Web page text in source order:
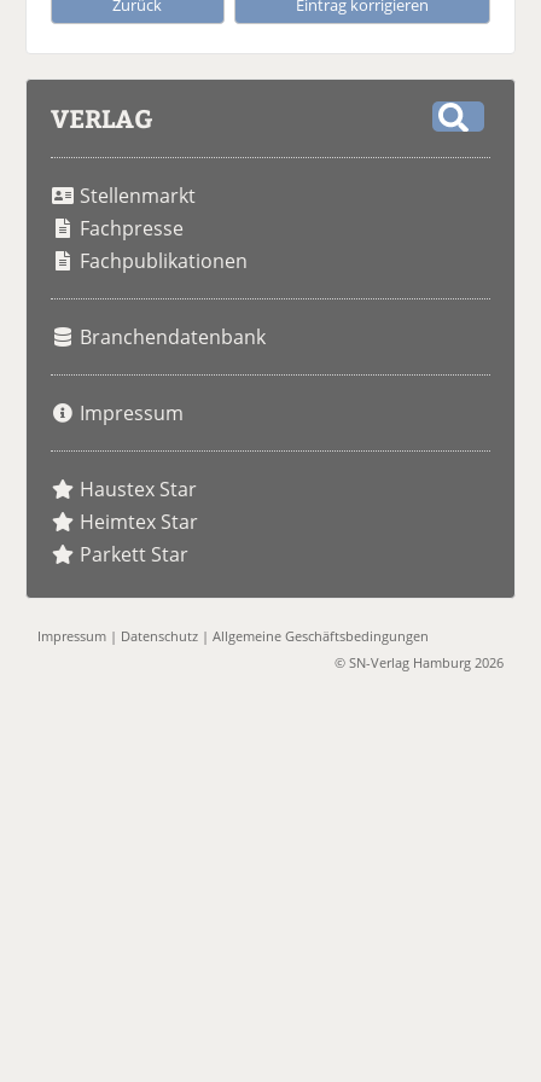
Zurück Eintrag korrigieren
VERLAG
Stellenmarkt
Fachpresse
Fachpublikationen
Branchendatenbank
Impressum
Haustex Star
Heimtex Star
Parkett Star
Impressum | Datenschutz |Allgemeine Geschäftsbedingungen
© SN-Verlag Hamburg 2026